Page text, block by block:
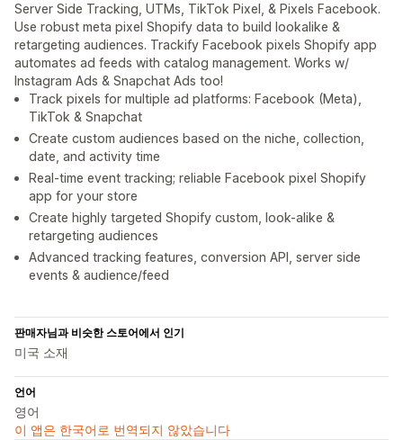
Server Side Tracking, UTMs, TikTok Pixel, & Pixels Facebook.
Use robust meta pixel Shopify data to build lookalike &
retargeting audiences. Trackify Facebook pixels Shopify app
automates ad feeds with catalog management. Works w/
Instagram Ads & Snapchat Ads too!
Track pixels for multiple ad platforms: Facebook (Meta),
TikTok & Snapchat
Create custom audiences based on the niche, collection,
date, and activity time
Real-time event tracking; reliable Facebook pixel Shopify
app for your store
Create highly targeted Shopify custom, look-alike &
retargeting audiences
Advanced tracking features, conversion API, server side
events & audience/feed
판매자님과 비슷한 스토어에서 인기
미국 소재
언어
영어
이 앱은 한국어로 번역되지 않았습니다